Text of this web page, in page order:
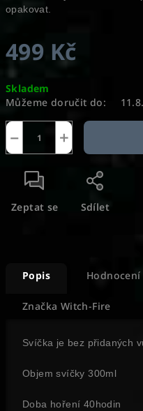
opakovat.
499 Kč
Měrná
cena:
Skladem
Můžeme doručit do:
+
−
Zeptat se Sdílet
Popis Hodnocení
Značka Witch-Fire
Svíčka je bez přidaných
Objem svíčky 300ml
Doba hoření 40hodin